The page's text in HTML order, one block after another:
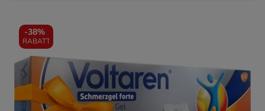
-38%
RABATT